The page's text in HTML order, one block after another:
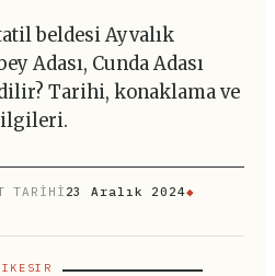
beldesi Ayvalık
Adası, Cunda Adası
Tarihi, konaklama ve
TARİHİ 23 Aralık 2024◆